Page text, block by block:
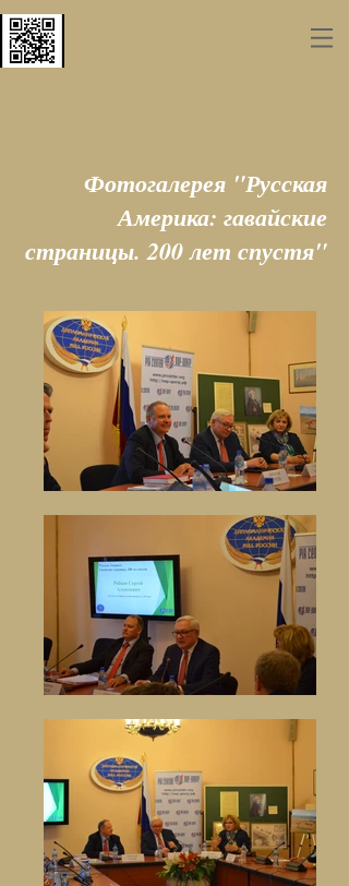
Фотогалерея "Русская
Америка: гавайские
страницы. 200 лет спустя"